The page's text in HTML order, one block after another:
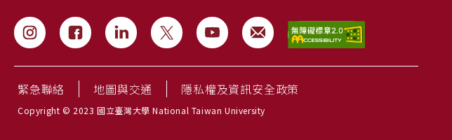
緊急聯絡 地圖與交通 隱私權及資訊安全政策
Copyright © 2023 國立臺灣大學 National Taiwan University